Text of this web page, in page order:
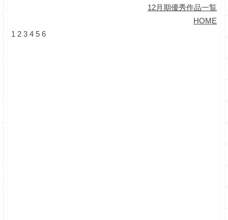
12月期優秀作品一覧
HOME
1 2 3 4 5 6